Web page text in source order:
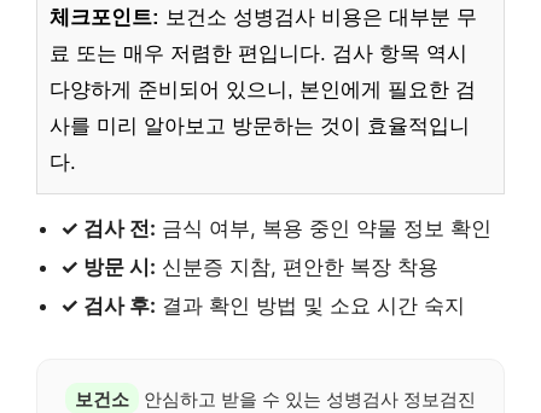
체크포인트: 보건소 성병검사 비용은 대부분 무
료 또는 매우 저렴한 편입니다. 검사 항목 역시
다양하게 준비되어 있으니, 본인에게 필요한 검
사를 미리 알아보고 방문하는 것이 효율적입니
다.
✓ 검사 전: 금식 여부, 복용 중인 약물 정보 확인
✓ 방문 시: 신분증 지참, 편안한 복장 착용
✓ 검사 후: 결과 확인 방법 및 소요 시간 숙지
보건소
안심하고 받을 수 있는 성병검사 정보검진